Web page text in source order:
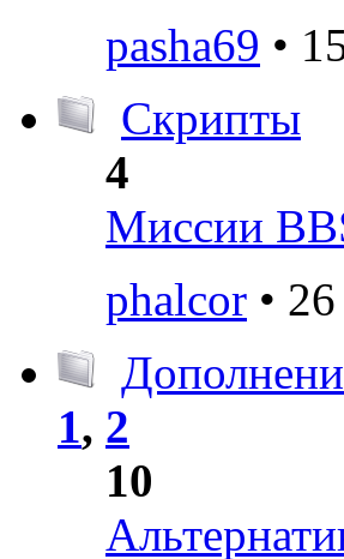
pasha69 •
Скрипты
4
Миссии
phalcor •
1, 2
10